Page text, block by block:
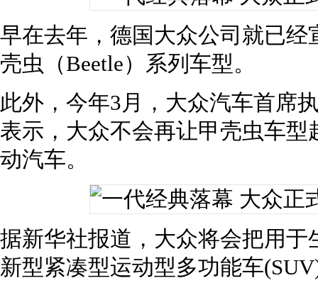
早在去年，德国大众公司就已
壳虫（Beetle）系列车型。
此外，今年3月，大众汽车首席
表示，大众不会再让甲壳虫车
动汽车。
据新华社报道，大众将会把用于
新型紧凑型运动型多功能车